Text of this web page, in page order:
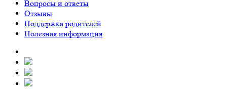
Вопросы и ответы
Отзывы
Поддержка родителей
Полезная информация